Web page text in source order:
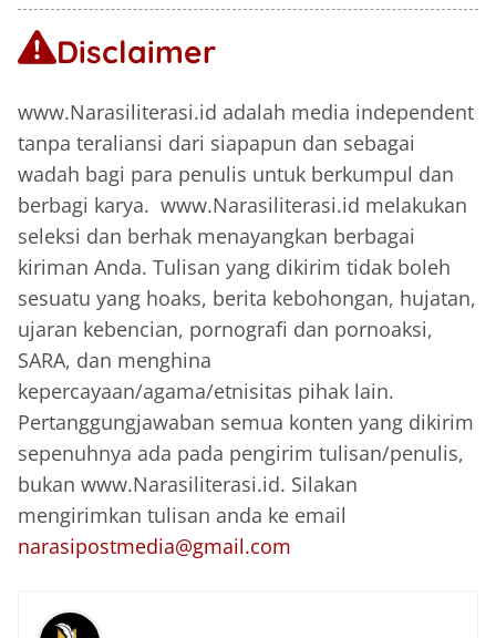
Disclaimer
www.Narasiliterasi.id adalah media independent
tanpa teraliansi dari siapapun dan sebagai
wadah bagi para penulis untuk berkumpul dan
berbagi karya. www.Narasiliterasi.id melakukan
seleksi dan berhak menayangkan berbagai
kiriman Anda. Tulisan yang dikirim tidak boleh
sesuatu yang hoaks, berita kebohongan, hujatan,
ujaran kebencian, pornografi dan pornoaksi,
SARA, dan menghina
kepercayaan/agama/etnisitas pihak lain.
Pertanggungjawaban semua konten yang dikirim
sepenuhnya ada pada pengirim tulisan/penulis,
bukan www.Narasiliterasi.id. Silakan
mengirimkan tulisan anda ke email
narasipostmedia@gmail.com